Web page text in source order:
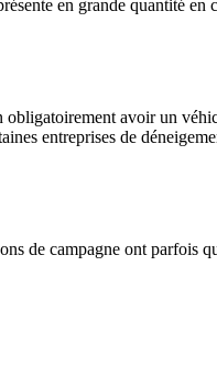
en grande quantité en
obligatoirement avoir un
entreprises de
de campagne ont parfois